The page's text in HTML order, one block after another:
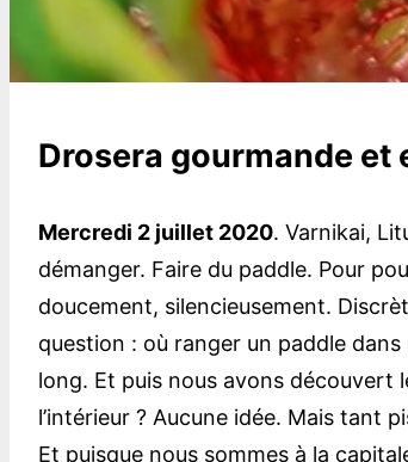
Drosera gourmande et
Mercredi 2 juillet 2020. Varnikai,
démanger. Faire du paddle. Pour
doucement, silencieusement.
question : où ranger un paddle
long. Et puis nous avons découvert
l’intérieur ? Aucune idée. Mais tant
Et puisque nous sommes à la